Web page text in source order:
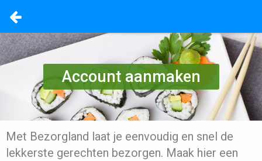
Account aanmaken
Met Bezorgland laat je eenvoudig en snel de
lekkerste gerechten bezorgen. Maak hier een